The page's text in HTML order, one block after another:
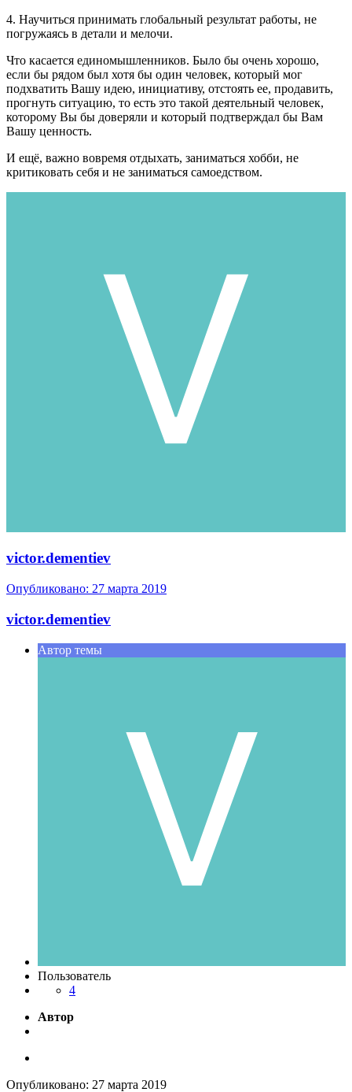
4. Научиться принимать глобальный результат работы, не
погружаясь в детали и мелочи.
Что касается единомышленников. Было бы очень хорошо,
если бы рядом был хотя бы один человек, который мог
подхватить Вашу идею, инициативу, отстоять ее, продавить,
прогнуть ситуацию, то есть это такой деятельный человек,
которому Вы бы доверяли и который подтверждал бы Вам
Вашу ценность.
И ещё, важно вовремя отдыхать, заниматься хобби, не
критиковать себя и не заниматься самоедством.
victor.dementiev
Опубликовано: 27 марта 2019
victor.dementiev
Автор темы
Пользователь
4
Автор
Опубликовано: 27 марта 2019